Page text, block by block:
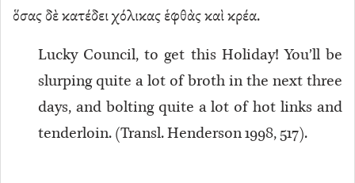
ὅσας δὲ κατέδει χόλικας ἑφθὰς καὶ κρέα.
Lucky Council, to get this Holiday! You’ll be
slurping quite a lot of broth in the next three
days, and bolting quite a lot of hot links and
tenderloin. (Transl. Henderson 1998, 517).